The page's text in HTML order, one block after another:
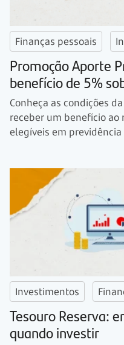
Finanças pessoais
Promoção Aporte
benefício de 5%
Conheça as condições
receber um benefício ao
elegíveis em previdência
Investimentos
Tesouro Reserva:
quando investir